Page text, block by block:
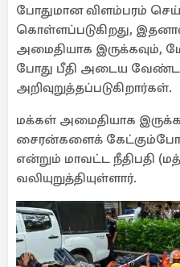
போதுமான விளம்பரம்
கொள்ளப்படுகிறது,
அமைதியாக இருக்கவும்,
போது பீதி அடைய
அறிவுறுத்தப்படுகிறார்கள்.
மக்கள் அமைதியாக
சைரன்களைக்
என்றும் மாவட்ட நீதிபதி
வலியுறுத்தியுள்ளார்.